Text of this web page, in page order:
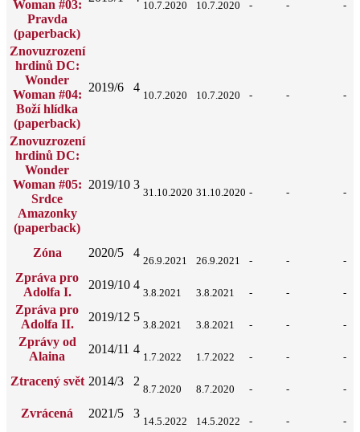
Woman #03:
Pravda
(paperback)
10.7.2020 10.7.2020 - - -
Znovuzrození
hrdinů DC:
Wonder
Woman #04:
Boží hlídka
(paperback)
2019/6 4
10.7.2020 10.7.2020 - - -
Znovuzrození
hrdinů DC:
Wonder
Woman #05:
Srdce
Amazonky
(paperback)
2019/10 3
31.10.2020 31.10.2020 - - -
Zóna 2020/5 4
26.9.2021 26.9.2021 - - -
Zpráva pro
Adolfa I.
2019/10 4
3.8.2021 3.8.2021 - - -
Zpráva pro
Adolfa II.
2019/12 5
3.8.2021 3.8.2021 - - -
Zprávy od
Alaina
2014/11 4
1.7.2022 1.7.2022 - - -
Ztracený svět 2014/3 2
8.7.2020 8.7.2020 - - -
Zvrácená 2021/5 3
14.5.2022 14.5.2022 - - -